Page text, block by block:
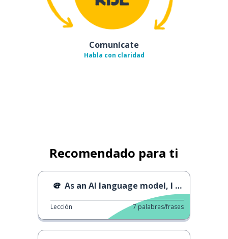
Comunícate
Habla con claridad
Recomendado para ti
As an AI language model, I can provide translation
Lección 7 palabras/frases